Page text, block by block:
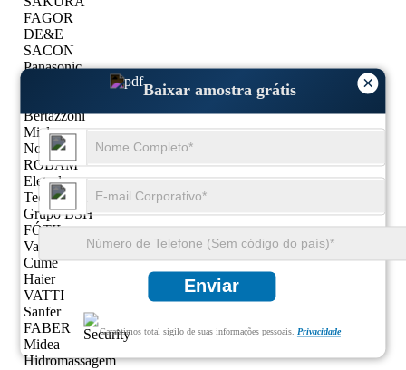
×
Baixar amostra grátis
Enviar
Garantimos total sigilo de suas informações pessoais. Privacidade
FAGOR
DE&E
SACON
Panasonic
Bertazzoni
Miele
Nortek
ROBAM
Eletrolux
Tecnowind
Grupo BSH
FÓTIL
Vanward
Cume
Haier
VATTI
Sanfer
FABER
Midea
Hidromassagem